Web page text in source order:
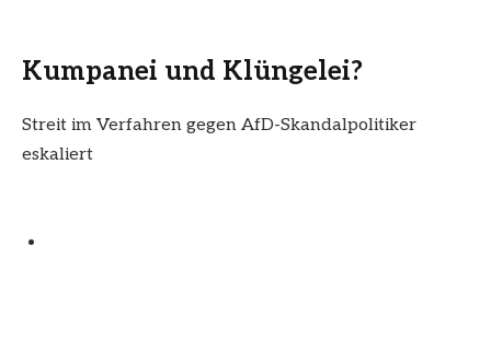
Kumpanei und Klüngelei?
Streit im Verfahren gegen AfD-Skandalpolitiker
eskaliert